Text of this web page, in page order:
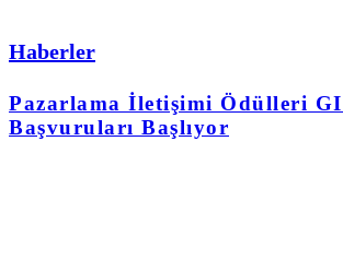
Haberler
Pazarlama İletişimi Ödülleri
Başvuruları Başlıyor